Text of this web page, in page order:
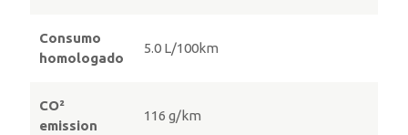
Consumo
homologado
5.0 L/100km
CO²
emission
116 g/km